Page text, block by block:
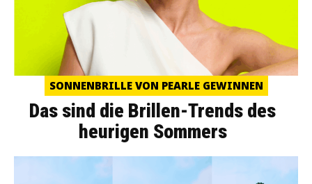
SONNENBRILLE VON PEARLE GEWINNEN
Das sind die Brillen-Trends des
heurigen Sommers